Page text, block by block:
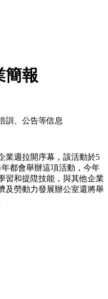
簡報
訓、公告等信息
業週拉開序幕，該活動於5
都會舉辦這項活動，今年
習和提陞技能，與其他企業
及勞動力發展辦公室還將舉